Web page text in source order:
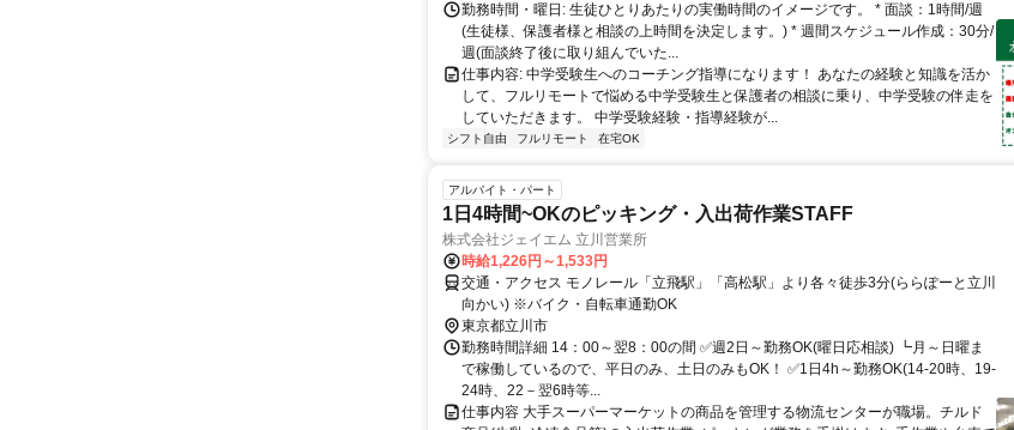
勤務時間・曜日: 生徒ひとりあたりの実働時間のイメージです。 * 面談：1時間/週
(生徒様、保護者様と相談の上時間を決定します。) * 週間スケジュール作成：30分/
週(面談終了後に取り組んでいた...
仕事内容: 中学受験生へのコーチング指導になります！ あなたの経験と知識を活か
して、フルリモートで悩める中学受験生と保護者の相談に乗り、中学受験の伴走を
していただきます。 中学受験経験・指導経験が...
シフト自由 フルリモート 在宅OK
アルバイト・パート
1日4時間~OKのピッキング・入出荷作業STAFF
株式会社ジェイエム 立川営業所
時給1,226円～1,533円
交通・アクセス モノレール「立飛駅」「高松駅」より各々徒歩3分(ららぽーと立川
向かい) ※バイク・自転車通勤OK
東京都立川市
勤務時間詳細 14：00～翌8：00の間 ✅週2日～勤務OK(曜日応相談) ┗月～日曜ま
で稼働しているので、平日のみ、土日のみもOK！ ✅1日4h～勤務OK(14-20時、19-
24時、22－翌6時等...
仕事内容 大手スーパーマーケットの商品を管理する物流センターが職場。チルド